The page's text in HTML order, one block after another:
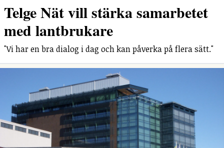
Telge Nät vill stärka samarbetet
med lantbrukare
"Vi har en bra dialog i dag och kan påverka på flera sätt."